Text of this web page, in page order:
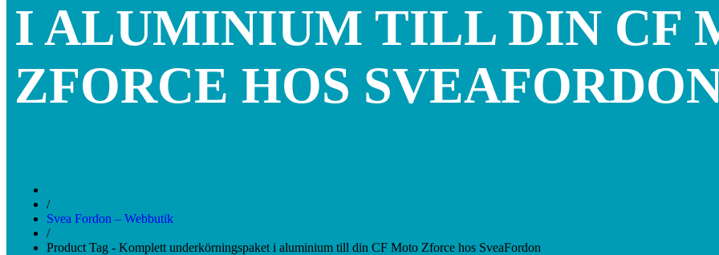
I ALUMINIUM TILL DIN CF
ZFORCE HOS
/
Svea Fordon – Webbutik
/
Product Tag - Komplett underkörningspaket i aluminium till din CF Moto Zforce hos SveaFordon